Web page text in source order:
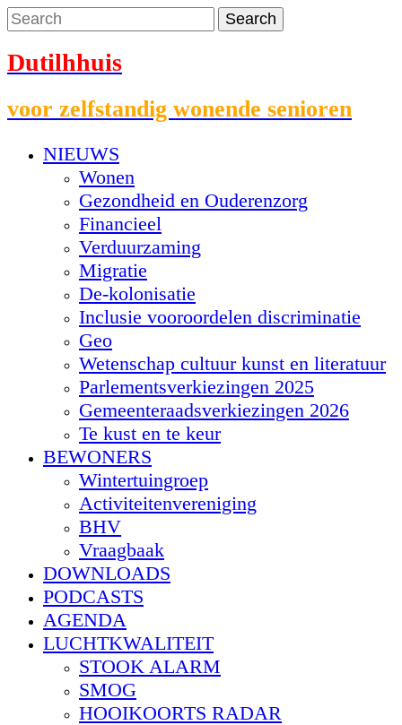
Dutilhhuis
voor zelfstandig wonende senioren
NIEUWS
Wonen
Gezondheid en Ouderenzorg
Financieel
Verduurzaming
Migratie
De-kolonisatie
Inclusie vooroordelen discriminatie
Geo
Wetenschap cultuur kunst en literatuur
Parlementsverkiezingen 2025
Gemeenteraadsverkiezingen 2026
Te kust en te keur
BEWONERS
Wintertuingroep
Activiteitenvereniging
BHV
Vraagbaak
DOWNLOADS
PODCASTS
AGENDA
LUCHTKWALITEIT
STOOK ALARM
SMOG
HOOIKOORTS RADAR